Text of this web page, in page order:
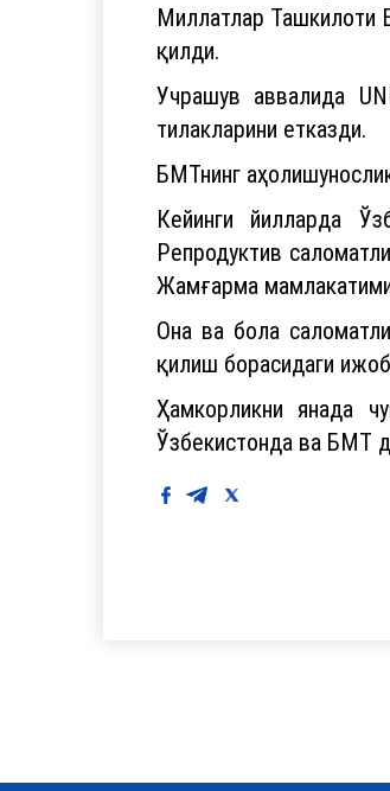
Миллатлар Ташкилоти
қилди.
Учрашув аввалида
тилакларини етказди.
БМТнинг
Кейинги йилларда
Репродуктив
Жамғарма
Она ва бола
қилиш борасидаги
Ҳамкорликни янада
Ўзбекистонда ва БМТ